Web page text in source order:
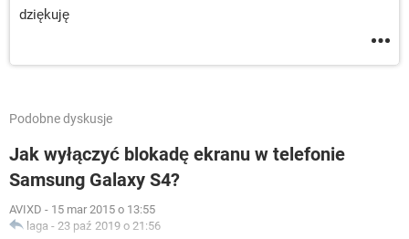
dziękuję
Podobne dyskusje
Jak wyłączyć blokadę ekranu w telefonie
Samsung Galaxy S4?
AVIXD - 15 mar 2015 o 13:55
laga - 23 paź 2019 o 21:56